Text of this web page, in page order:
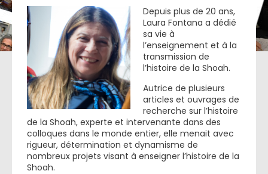
Depuis plus de 20 ans,
Laura Fontana a dédié
sa vie à
l’enseignement et à la
transmission de
l’histoire de la Shoah.
Autrice de plusieurs
articles et ouvrages de
recherche sur l’histoire
de la Shoah, experte et intervenante dans des
colloques dans le monde entier, elle menait avec
rigueur, détermination et dynamisme de
nombreux projets visant à enseigner l’histoire de la
Shoah.